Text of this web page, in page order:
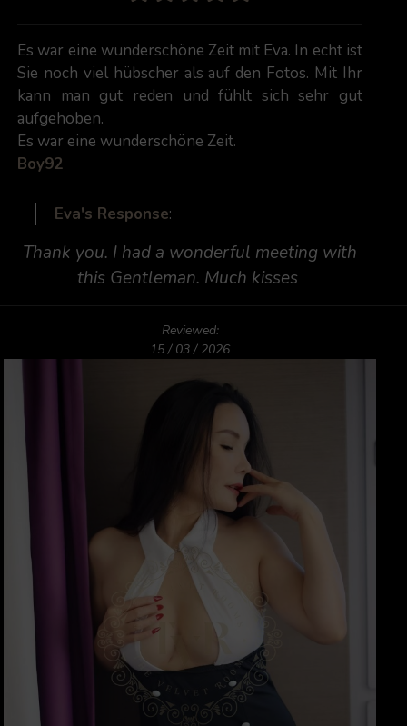
Es war eine wunderschöne Zeit mit Eva. In echt ist
Sie noch viel hübscher als auf den Fotos. Mit Ihr
kann man gut reden und fühlt sich sehr gut
aufgehoben.
Es war eine wunderschöne Zeit.
Boy92
Eva's Response:
Thank you. I had a wonderful meeting with
this Gentleman. Much kisses
Reviewed:
15 / 03 / 2026